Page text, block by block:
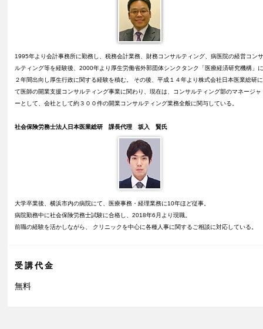
1995年より会計事務所に勤務し、税務会計業務、財務コンサルティング、病医院の経営コン
ルティング等を経験後、2000年より厚生労働省外郭団体シンクタンク「医療経済研究機構」
２年間出向し厚生行政に関する経験を積む。 その後、平成１４年より株式会社日本医業総研に
て医師の開業支援コンサルティング事業に関わり、現在は、コンサルティング部のマネージャ
ーとして、会社として約３００件の開業コンサルティング業務全般に関与している。
社会保険労務士法人日本医業総研 課長代理 坂入 賢氏
大学卒業後、横浜市内の病院にて、医療事務・経理業務に10年ほど従事。
病院勤務中に社会保険労務士試験に合格し、2018年6月より現職。
前職の経験を活かしながら、 クリニックを中心に各種人事に関するご相談に対応している。
受講代金
無料